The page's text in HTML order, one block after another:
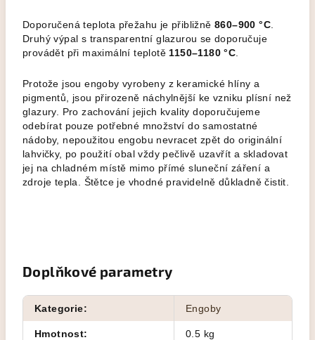
Doporučená teplota přežahu je přibližně 860–900 °C
Druhý výpal s transparentní glazurou se doporučuje
provádět při maximální teplotě 1150–1180 °C
Protože jsou engoby vyrobeny z keramické hlíny a
pigmentů, jsou přirozeně náchylnější ke vzniku plísní než
glazury. Pro zachování jejich kvality doporučujeme
odebírat pouze potřebné množství do samostatné
nádoby, nepoužitou engobu nevracet zpět do originální
lahvičky, po použití obal vždy pečlivě uzavřít a skladovat
jej na chladném místě mimo přímé sluneční záření a
zdroje tepla. Štětce je vhodné pravidelně důkladně čistit.
Doplňkové parametry
Kategorie: Engoby
Hmotnost: 0.5 kg